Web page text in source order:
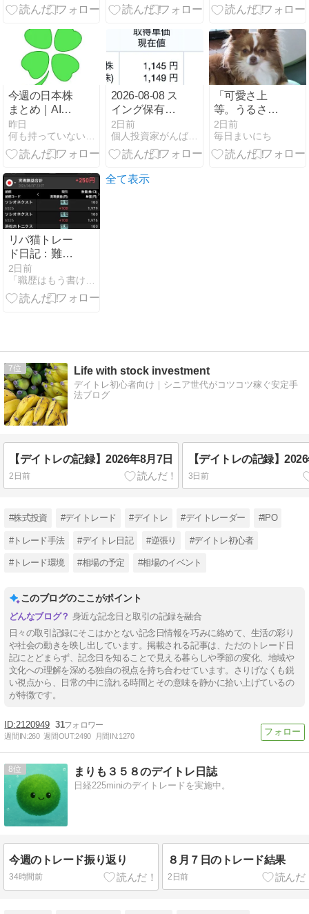
ザーテック被
万の“実質トン
トン”週』
（8/3〜8/7）
今週の日本株
まとめ｜AI・
半導体の資金
はどこへ？1
週間の動きか
注目テーマ
昨日
2026-08-08 ス
イング保有の
状況
2日前
個人投資家がんばろう！
「可愛さ上
等。うるささ
向かうところ
敵なし」の
犬。
2日前
毎日まいにち
リバ猫トレー
ド日記：難易
度高めの相場
でしぶとく＋
250円！「無
2日前
全て表示
7 Life with stock investment
デイトレ初心者向け｜シニア世代がコツコツ稼ぐ安定手
法ブログ
【デイトレの記録】2026年8月7日
2日前
【デイトレの記録】
3日前
#株式投資 #デイトレード #デイトレ #デイトレーダー #IPO
#トレード手法 #デイトレ日記 #逆張り #デイトレ初心者
#トレード環境 #相場の予定 #相場のイベント
このブログのここがポイント
身近な記念日と取引の記録を融合
日々の取引記録にそこはかとない記念日情報を巧みに絡めて、生活の彩り
や社会の動きを映し出しています。掲載される記事は、ただのトレード日
記にとどまらず、記念日を知ることで見える暮らしや季節の変化、地域や
文化への理解を深める独自の視点を持ち合わせています。さりげなくも鋭
い視点から、日常の中に流れる時間とその意味を静かに拾い上げているの
が特徴です。
2120949 31
週間IN:260 週間OUT:2490 月間IN:1270
8 まりも３５８のデイトレ日誌
日経225miniのデイトレードを実施中。
今週のトレード振り返り
34時間前
８月７日のトレード結果
2日前